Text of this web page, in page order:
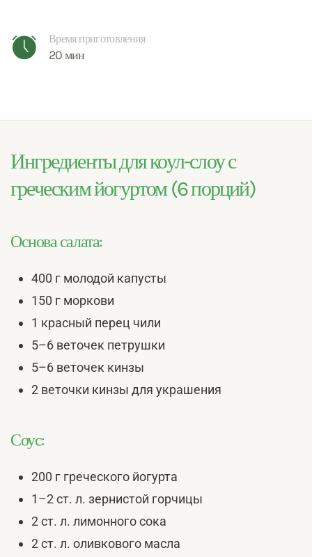
Время приготовления
20 мин
Ингредиенты для коул-слоу с
греческим йогуртом (6 порций)
Основа салата:
400 г молодой капусты
150 г моркови
1 красный перец чили
5–6 веточек петрушки
5–6 веточек кинзы
2 веточки кинзы для украшения
Соус:
200 г греческого йогурта
1–2 ст. л. зернистой горчицы
2 ст. л. лимонного сока
2 ст. л. оливкового масла